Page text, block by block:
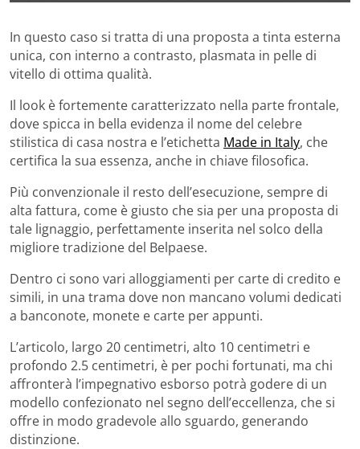
In questo caso si tratta di una proposta a tinta esterna
unica, con interno a contrasto, plasmata in pelle di
vitello di ottima qualità.
Il look è fortemente caratterizzato nella parte frontale,
dove spicca in bella evidenza il nome del celebre
stilistica di casa nostra e l’etichetta Made in Italy, che
certifica la sua essenza, anche in chiave filosofica.
Più convenzionale il resto dell’esecuzione, sempre di
alta fattura, come è giusto che sia per una proposta di
tale lignaggio, perfettamente inserita nel solco della
migliore tradizione del Belpaese.
Dentro ci sono vari alloggiamenti per carte di credito e
simili, in una trama dove non mancano volumi dedicati
a banconote, monete e carte per appunti.
L’articolo, largo 20 centimetri, alto 10 centimetri e
profondo 2.5 centimetri, è per pochi fortunati, ma chi
affronterà l’impegnativo esborso potrà godere di un
modello confezionato nel segno dell’eccellenza, che si
offre in modo gradevole allo sguardo, generando
distinzione.